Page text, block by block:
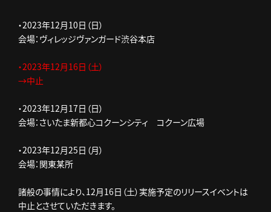
・2023年12月10日（日）
会場：ヴィレッジヴァンガード渋谷本店
・2023年12月16日（土）
→中止
・2023年12月17日（日）
会場：さいたま新都心コクーンシティ コクーン広場
・2023年12月25日（月）
会場：関東某所
諸般の事情により、12月16日（土）実施予定のリリースイベントは
中止とさせていただきます。